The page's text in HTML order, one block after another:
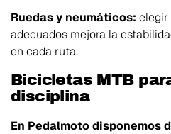
Ruedas y neumáticos: elegir
adecuados mejora la
en cada ruta.
Bicicletas MTB
disciplina
En Pedalmoto disponemos